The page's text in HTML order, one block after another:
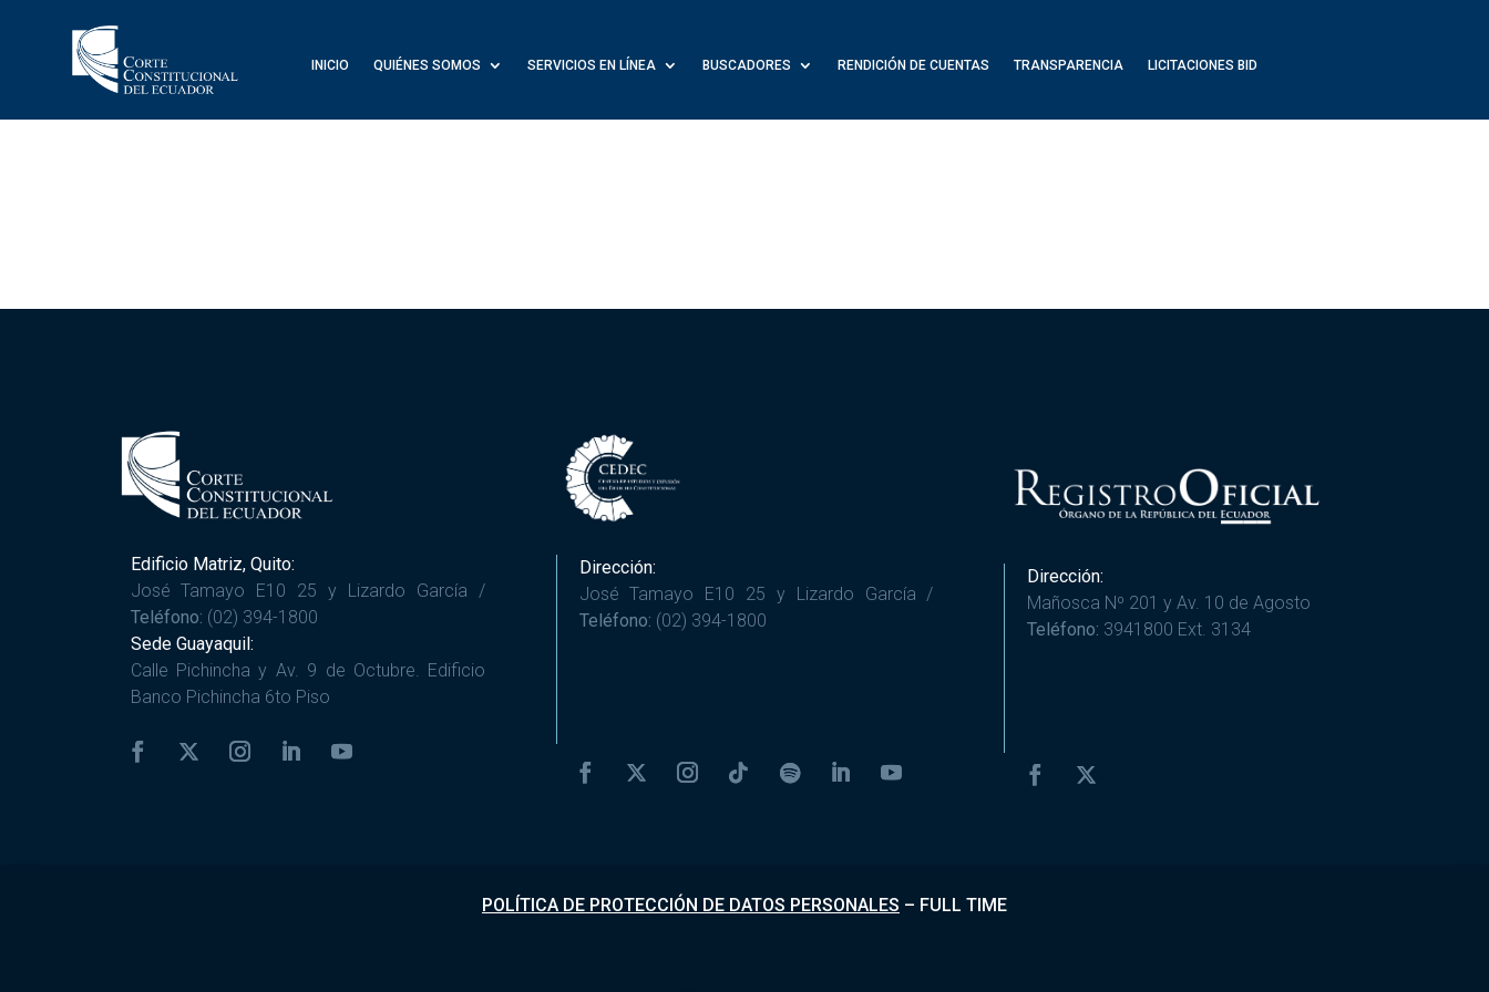
INICIO QUIÉNES SOMOS SERVICIOS EN LÍNEA BUSCADORES RENDICIÓN DE CUENTAS TRANSPARENCIA LICITACIONES BID
Edificio Matriz, Quito:
José Tamayo E10 25 y Lizardo García /
Teléfono: (02) 394-1800
Sede Guayaquil:
Calle Pichincha y Av. 9 de Octubre. Edificio
Banco Pichincha 6to Piso
Dirección:
José Tamayo E10 25 y Lizardo García /
Teléfono: (02) 394-1800
Dirección:
Mañosca Nº 201 y Av. 10 de Agosto
Teléfono: 3941800 Ext. 3134
POLÍTICA DE PROTECCIÓN DE DATOS PERSONALES – FULL TIME